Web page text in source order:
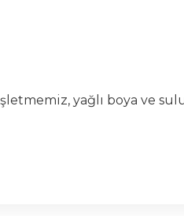
yağlı boya ve